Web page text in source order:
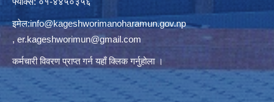
इमेल:info@kageshworimanoharamun.gov.np
, er.kageshworimun@gmail.com
कर्मचारी विवरण प्राप्त गर्नयहाँ क्लिकगर्नुहोला ।